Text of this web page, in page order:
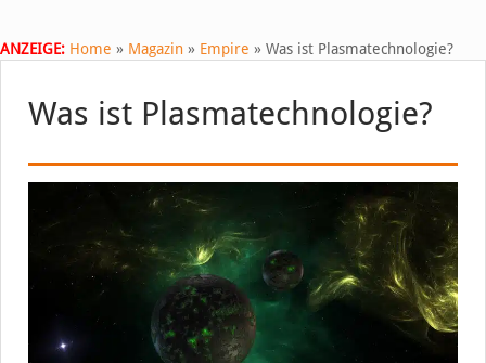
ANZEIGE: Home » Magazin » Empire » Was ist Plasmatechnologie?
Was ist Plasmatechnologie?